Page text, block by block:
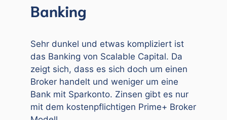
Banking
Sehr dunkel und etwas kompliziert ist
das Banking von Scalable Capital. Da
zeigt sich, dass es sich doch um einen
Broker handelt und weniger um eine
Bank mit Sparkonto. Zinsen gibt es nur
mit dem kostenpflichtigen Prime+ Broker